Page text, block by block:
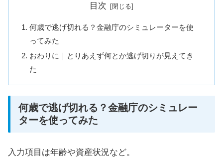
目次
何歳で逃げ切れる？金融庁のシミュレーターを使
ってみた
おわりに｜とりあえず何とか逃げ切りが見えてき
た
何歳で逃げ切れる？金融庁のシミュレー
ターを使ってみた
入力項目は年齢や資産状況など。